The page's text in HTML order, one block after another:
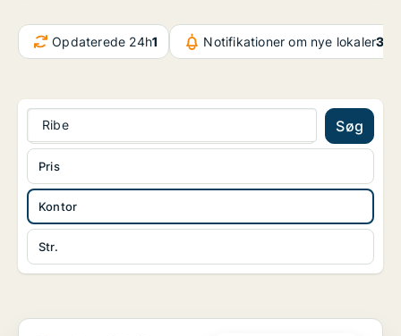
Opdaterede 24h1 Notifikationer om nye lokaler
Ribe Søg
Kontor
Str.
Pris
Ejendom i Vejle